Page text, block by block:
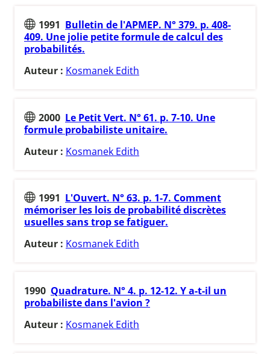
1991 Bulletin de l'APMEP. N° 379. p. 408-
409. Une jolie petite formule de calcul des
probabilités.
Auteur : Kosmanek Edith
2000 Le Petit Vert. N° 61. p. 7-10. Une
formule probabiliste unitaire.
Auteur : Kosmanek Edith
1991 L'Ouvert. N° 63. p. 1-7. Comment
mémoriser les lois de probabilité discrètes
usuelles sans trop se fatiguer.
Auteur : Kosmanek Edith
1990 Quadrature. N° 4. p. 12-12. Y a-t-il un
probabiliste dans l'avion ?
Auteur : Kosmanek Edith